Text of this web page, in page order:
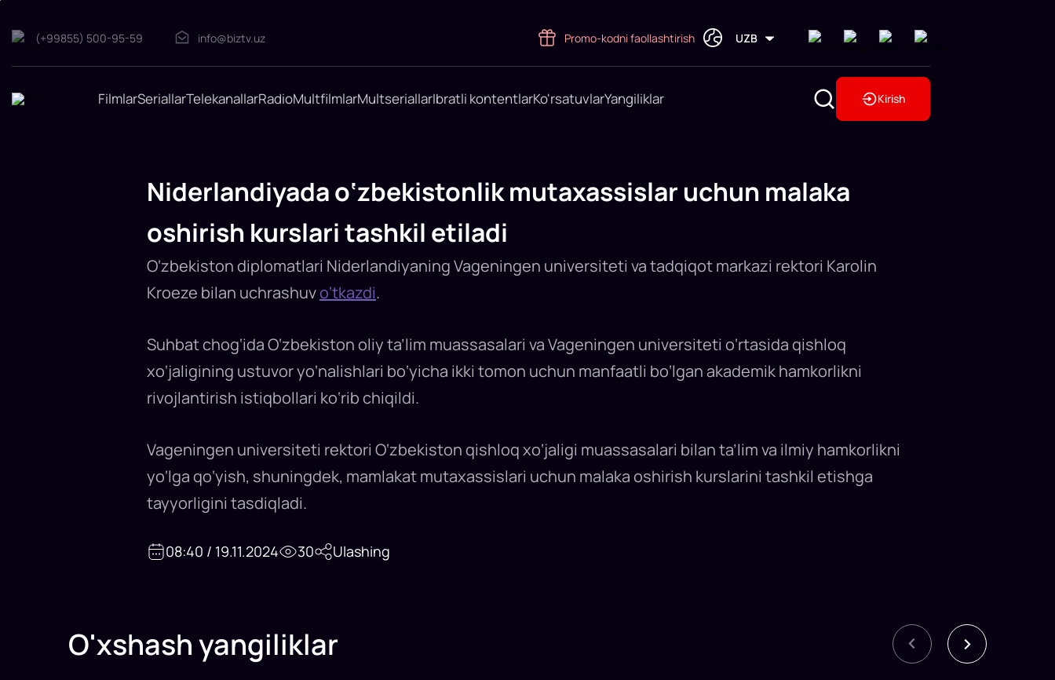
Niderlandiyada
(+99855) 500-95-59 info@biztv.uz Promo-kodni faollashtirish UZB
FilmlarSeriallarTelekanallarRadioMultfilmlarMultseriallarIbratli kontentlarKo'rsatuvlarYangiliklar Kirish
Niderlandiyada o‘zbekistonlik mutaxassislar uchun malaka
oshirish kurslari tashkil etiladi
O‘zbekiston diplomatlari Niderlandiyaning Vageningen universiteti va tadqiqot markazi rektori Karolin
Kroeze bilan uchrashuvo‘tkazdi.
Suhbat chog‘ida O‘zbekiston oliy ta’lim muassasalari va Vageningen universiteti o‘rtasida qishloq
xo‘jaligining ustuvor yo‘nalishlari bo‘yicha ikki tomon uchun manfaatli bo‘lgan akademik hamkorlikni
rivojlantirish istiqbollari ko‘rib chiqildi.
Vageningen universiteti rektori O‘zbekiston qishloq xo‘jaligi muassasalari bilan ta’lim va ilmiy hamkorlikni
yo‘lga qo‘yish, shuningdek, mamlakat mutaxassislari uchun malaka oshirish kurslarini tashkil etishga
tayyorligini tasdiqladi.
08:40 / 19.11.2024 30 Ulashing
O'xshash yangiliklar